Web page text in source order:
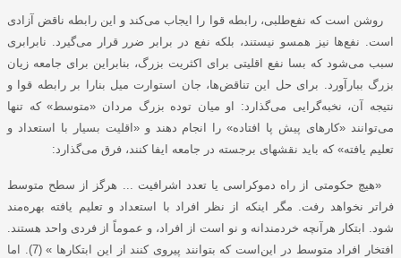
روشن است که نفع‌طلبی، رابطه قوا را ایجاب می‌کند و این رابطه ناقض آزادی
است. نفع‌ها نیز همسو نیستند، بلکه نفع در برابر ضرر قرار می‌گیرد. نابرابری
سبب می‌شود که بسا نفع اقلیتی برای اکثریت بزرگ، بنابراین برای جامعه زیان
بزرگ ببارآورد. برای حل این تناقض‌ها، جان استوارت میل بنارا بر رابطه قوا و
نتیجه آن، نخبه‌گرایی می‌گذارد: او میان توده بزرگ مردان «متوسط» که تنها
می‌توانند «کارهای پیش پا افتاده» را انجام دهند و «اقلیت بسیار با استعداد و
تعلیم یافته» که باید نقشهای برجسته در جامعه ایفا کنند، فرق می‌گذارد:
«هیچ حکومتی از راه دموکراسی یا تعدد اشرافیت ... هرگز از سطح متوسط
فراتر نخواهد رفت. مگر اینکه از نظر افراد با استعداد و تعلیم یافته بهره‌مند
شود. ابتکار هرآنچه خردمندانه و نو است از افراد، و عموماً از فردی واحد هستند.
افتخار افراد متوسط در این‌است که بتوانند پیروی کنند از این ابتکارها » (7). اما